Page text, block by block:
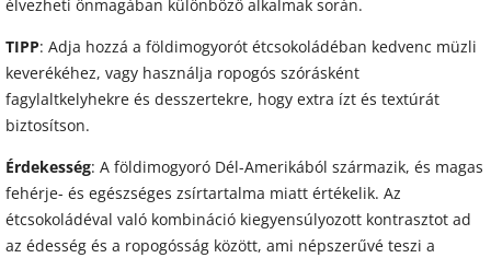
élvezheti önmagában különböző alkalmak során.
TIPP: Adja hozzá a földimogyorót étcsokoládéban kedvenc müzli
keverékéhez, vagy használja ropogós szórásként
fagylaltkelyhekre és desszertekre, hogy extra ízt és textúrát
biztosítson.
Érdekesség: A földimogyoró Dél-Amerikából származik, és magas
fehérje- és egészséges zsírtartalma miatt értékelik. Az
étcsokoládéval való kombináció kiegyensúlyozott kontrasztot ad
az édesség és a ropogósság között, ami népszerűvé teszi a